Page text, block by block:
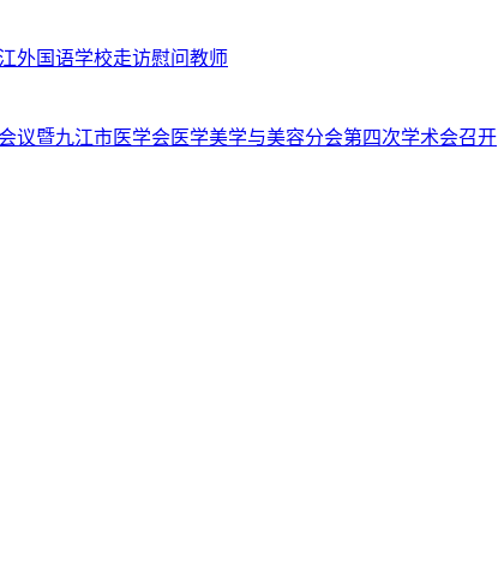
外国语学校走访慰问教师
议暨九江市医学会医学美学与美容分会第四次学术会召开